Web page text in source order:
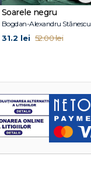
Soarele negru
Bogdan-Alexandru Stănescu
31.2 lei 52.00 lei